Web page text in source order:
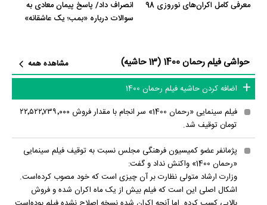
بررسی فیلم رحمان 1400 193 نفر از میان مردم به نقد و تحلیل خود از رحمان
1400، هادی، جنسی، بغل و کمدی.
تاکنون در صفحه اختصاصی فیلم رحمان 1400 در
منظوماطلاعات بسیاری توسط
پژوهشگران و مردم ثبت شده است؛ در بخش گالری عکس و پوستر فیلم
رحمان 1400 18 عدد، در بخش ویدئو و تیزر فیلم رحمان 1400 12 عدد، در بخش
حواشی فیلم رحمان 1400 13 عدد، گردآوری و درج شده است. همچنین تاکنون
در بخش‌های دیالوگ برتر فیلم رحمان 1400، سوتی فیلم رحمان 1400 و نقد فیلم
رحمان 1400 هنوز موردی ثبت نشده است. قطعا ما و شما به این حد قانع
نیستیم؛ باید به‌کمک علاقمندان فیلم، سریال و تئاتر، این دایرة‌المعارف آنلاین و
معرفی کامل اکران‌های نوروزی 98
انصراف داد/ پاسخ پیمان معادی به
سوالات درباره «بمب؛ یک عاشقانه»
حواشی فیلم رحمان 1400 (13 حاشیه)
مشاهده همه
اضافه کردن حاشیه فیلم رحمان 1400
فیلم سینمایی «رحمان 1400» سر انجام با مقدار فروش ۲۲٬۵۲۲٬۷۳۹٬۰۰۰
تومان توقیف شد.
پژمانفر عضو کمیسیون فرهنگی مجلس نسبت به توقیف فیلم سینمایی
«رحمان 1400» واکنش نداد و گفت:
وزارت ارشاد متولی نظارت بر آن چیزی است که خود مصوب کرده‌است.
اشکال اصلی این است که فیلم بیش از یک ماه اکران شده و فروش